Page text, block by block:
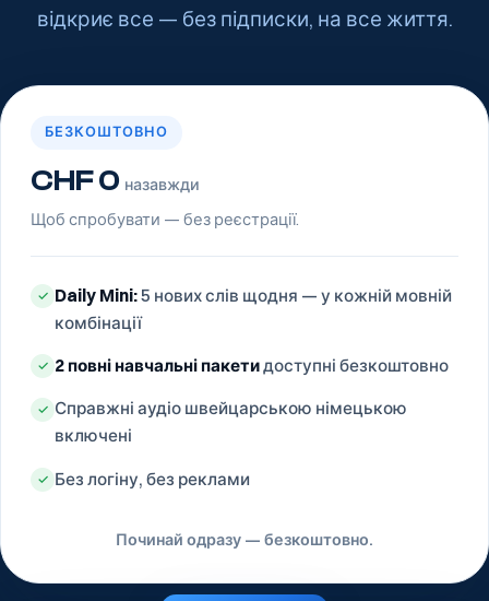
відкриє все — без підписки, на все життя.
БЕЗКОШТОВНО
CHF 0 назавжди
Щоб спробувати — без реєстрації.
✓ Daily Mini:5 нових слів щодня — у кожній мовній
комбінації
✓ 2 повні навчальні пакетидоступні безкоштовно
✓ Справжні аудіо швейцарською німецькою
включені
✓ Без логіну, без реклами
Починай одразу — безкоштовно.